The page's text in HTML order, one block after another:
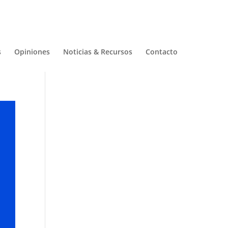
Opiniones Noticias & Recursos Contacto